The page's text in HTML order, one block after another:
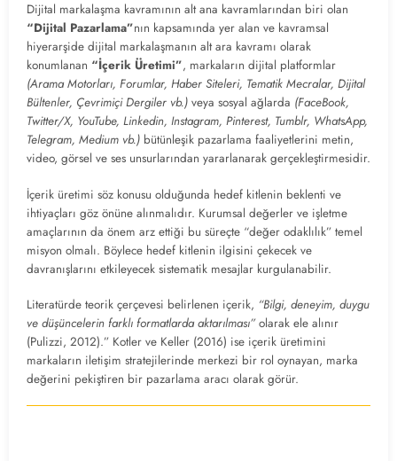
Dijital markalaşma kavramının alt ana kavramlarından biri olan
“Dijital Pazarlama”nın kapsamında yer alan ve kavramsal
hiyerarşide dijital markalaşmanın alt ara kavramı olarak
konumlanan “İçerik Üretimi”, markaların dijital platformlar
(Arama Motorları, Forumlar, Haber Siteleri, Tematik Mecralar, Dijital
Bültenler, Çevrimiçi Dergiler vb.) veya sosyal ağlarda (FaceBook,
Twitter/X, YouTube, Linkedin, Instagram, Pinterest, Tumblr, WhatsApp,
Telegram, Medium vb.) bütünleşik pazarlama faaliyetlerini metin,
video, görsel ve ses unsurlarından yararlanarak gerçekleştirmesidir.
İçerik üretimi söz konusu olduğunda hedef kitlenin beklenti ve
ihtiyaçları göz önüne alınmalıdır. Kurumsal değerler ve işletme
amaçlarının da önem arz ettiği bu süreçte “değer odaklılık” temel
misyon olmalı. Böylece hedef kitlenin ilgisini çekecek ve
davranışlarını etkileyecek sistematik mesajlar kurgulanabilir.
Literatürde teorik çerçevesi belirlenen içerik, “Bilgi, deneyim, duygu
ve düşüncelerin farklı formatlarda aktarılması”olarak ele alınır
(Pulizzi, 2012).” Kotler ve Keller (2016) ise içerik üretimini
markaların iletişim stratejilerinde merkezi bir rol oynayan, marka
değerini pekiştiren bir pazarlama aracı olarak görür.